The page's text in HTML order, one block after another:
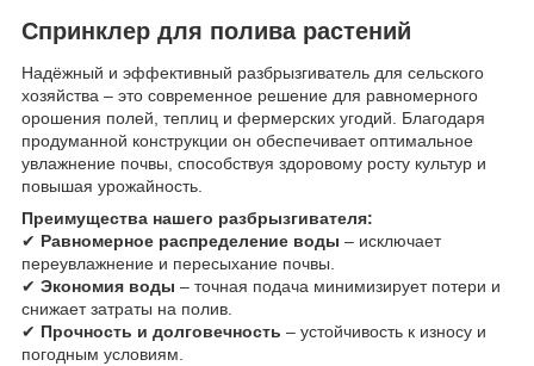
Спринклер для полива растений
Надёжный и эффективный разбрызгиватель для сельского
хозяйства – это современное решение для равномерного
орошения полей, теплиц и фермерских угодий. Благодаря
продуманной конструкции он обеспечивает оптимальное
увлажнение почвы, способствуя здоровому росту культур и
повышая урожайность.
Преимущества нашего разбрызгивателя:
✔ Равномерное распределение воды – исключает
переувлажнение и пересыхание почвы.
✔ Экономия воды – точная подача минимизирует потери и
снижает затраты на полив.
✔ Прочность и долговечность – устойчивость к износу и
погодным условиям.